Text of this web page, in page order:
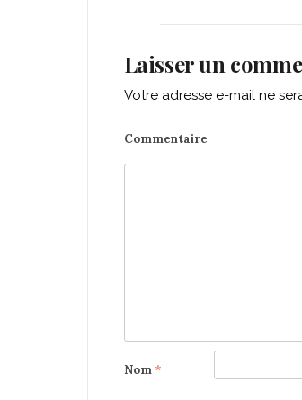
Laisser un
Votre adresse e-mail ne
Commentaire
Nom *